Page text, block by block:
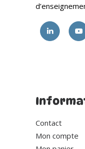
Contact
Mon compte